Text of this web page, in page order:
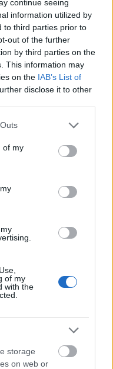
continue seeing
information utilized by
to third parties prior to
out of the further
by third parties on the
This information may
on the IAB’s List of
disclose it to other
one or more Google
You may click to
its third-party tags to
in below Google
of my
of my
with the
storage
on web or